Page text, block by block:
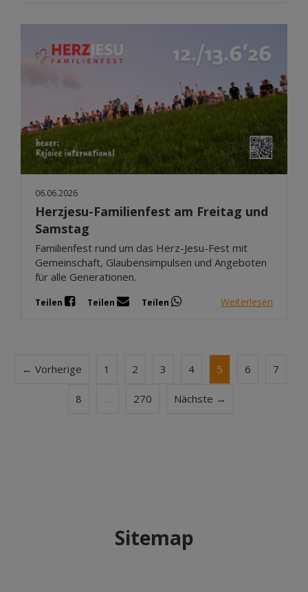
06.06.2026
Herzjesu-Familienfest am Freitag und
Samstag
Familienfest rund um das Herz-Jesu-Fest mit
Gemeinschaft, Glaubensimpulsen und Angeboten
für alle Generationen.
Teilen Teilen Teilen Weiterlesen
← Vorherige 1 2 3 4 5 6 7
8 270 Nächste →
Sitemap